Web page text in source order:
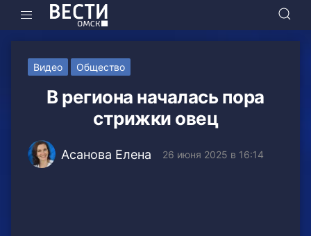
Видео Общество
В региона началась пора
стрижки овец
Асанова Елена 26 июня 2025 в 16:14